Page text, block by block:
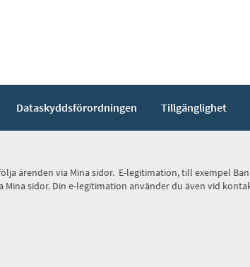
Dataskyddsförordningen Tillgänglighet
ärenden via Mina sidor. E-legitimation, till exempel
sidor. Din e-legitimation använder du även vid